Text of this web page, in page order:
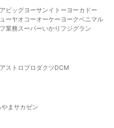
ビッグヨーサンイトーヨーカドー
ーヤオコーオーケー ヨークベニマル
業務スーパーいかり フジグラン
アストロプロダクツDCM
ま サカゼン